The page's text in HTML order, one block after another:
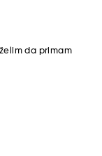
želim da primam